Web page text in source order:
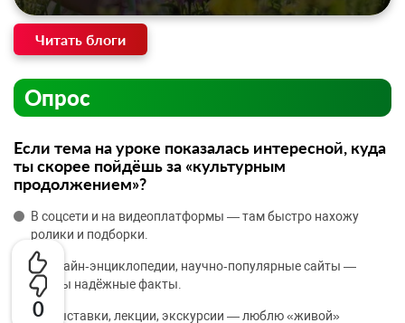
0
Читать блоги
Опрос
Если тема на уроке показалась интересной, куда
ты скорее пойдёшь за «культурным
продолжением»?
В соцсети и на видеоплатформы — там быстро нахожу
ролики и подборки.
В онлайн‑энциклопедии, научно‑популярные сайты —
нужны надёжные факты.
На выставки, лекции, экскурсии — люблю «живой»